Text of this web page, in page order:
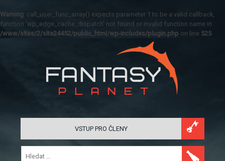
Warning: call_user_func_array() expects parameter 1 to be a valid callback,
function 'wp_edge_cache_dispatch' not found or invalid function name in
/www/sites/2/site24452/public_html/wp-includes/plugin.php on line 525
VSTUP PRO ČLENY